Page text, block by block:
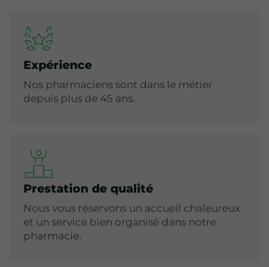
Expérience
Nos pharmaciens sont dans le métier
depuis plus de 45 ans.
Prestation de qualité
Nous vous réservons un accueil chaleureux
et un service bien organisé dans notre
pharmacie.